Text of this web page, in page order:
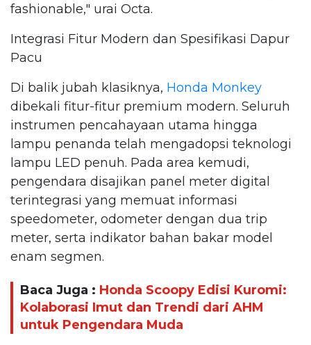
fashionable," urai Octa.
Integrasi Fitur Modern dan Spesifikasi Dapur
Pacu
Di balik jubah klasiknya, Honda Monkey
dibekali fitur-fitur premium modern. Seluruh
instrumen pencahayaan utama hingga
lampu penanda telah mengadopsi teknologi
lampu LED penuh. Pada area kemudi,
pengendara disajikan panel meter digital
terintegrasi yang memuat informasi
speedometer, odometer dengan dua trip
meter, serta indikator bahan bakar model
enam segmen.
Baca Juga : Honda Scoopy Edisi Kuromi:
Kolaborasi Imut dan Trendi dari AHM
untuk Pengendara Muda